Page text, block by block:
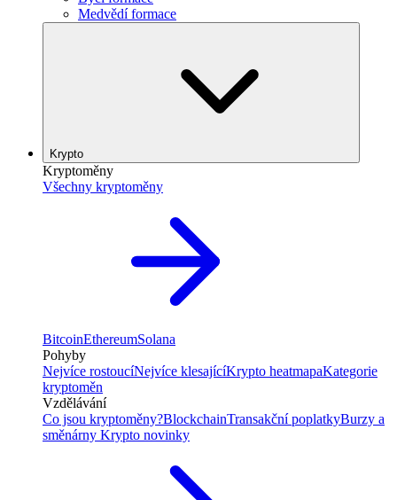
Medvědí formace
Krypto
Kryptoměny
Všechny kryptoměny
BitcoinEthereumSolana
Pohyby
Nejvíce rostoucíNejvíce klesajícíKrypto heatmapaKategorie
kryptoměn
Vzdělávání
Co jsou kryptoměny?BlockchainTransakční poplatkyBurzy a
směnárny Krypto novinky